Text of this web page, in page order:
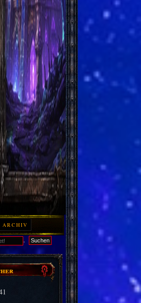
ARCHIV
. Suchen